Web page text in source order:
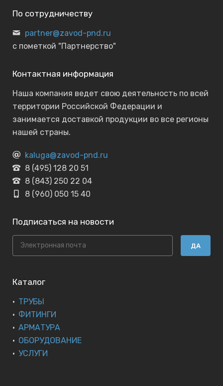
По сотрудничеству
partner@zavod-pnd.ru
с пометкой "Партнерство"
Контактная информация
Наша компания ведет свою деятельность по всей
территории Российской Федерации и
занимается доставкой продукции во все регионы
нашей страны.
kaluga@zavod-pnd.ru
8 (495) 128 20 51
8 (843) 250 22 04
8 (960) 050 15 40
Подписаться на новости
ДА
Каталог
ТРУБЫ
ФИТИНГИ
АРМАТУРА
ОБОРУДОВАНИЕ
УСЛУГИ